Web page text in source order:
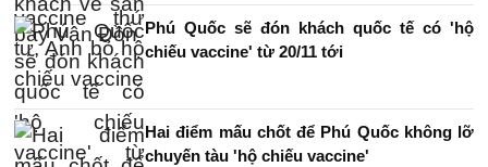
Phú Quốc sẽ đón khách quốc tế có 'hộ
chiếu vaccine' từ 20/11 tới
Hai điểm mấu chốt để Phú Quốc không lỡ
chuyến tàu 'hộ chiếu vaccine'